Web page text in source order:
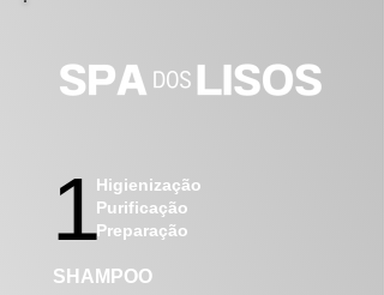
Higienização
Purificação
Preparação
1
SHAMPOO